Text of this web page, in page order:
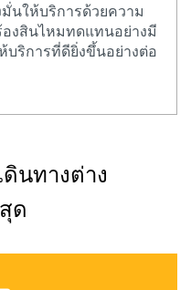
นให้บริการด้วยความ
องสินไหมทดแทนอย่างมี
ริการที่ดียิ่งขึ้นอย่างต่อ
นทางต่าง
ด